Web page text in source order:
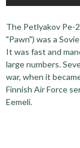
The Petlyakov Pe-2
"Pawn") was a
It was fast and
large numbers.
war, when it
Finnish Air Force
Eemeli.